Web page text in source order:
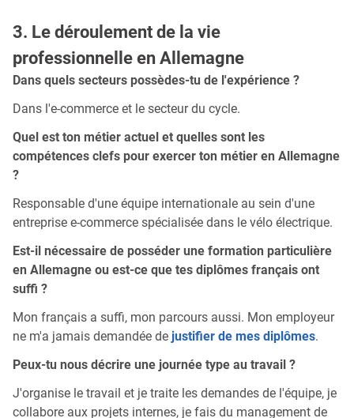
3. Le déroulement de la vie
professionnelle en Allemagne
Dans quels secteurs possèdes-tu de l'expérience ?
Dans l'e-commerce et le secteur du cycle.
Quel est ton métier actuel et quelles sont les
compétences clefs pour exercer ton métier en Allemagne
?
Responsable d'une équipe internationale au sein d'une
entreprise e-commerce spécialisée dans le vélo électrique.
Est-il nécessaire de posséder une formation particulière
en Allemagne ou est-ce que tes diplômes français ont
suffi ?
Mon français a suffi, mon parcours aussi. Mon employeur
ne m'a jamais demandée de justifier de mes diplômes.
Peux-tu nous décrire une journée type au travail ?
J'organise le travail et je traite les demandes de l'équipe, je
collabore aux projets internes, je fais du management de